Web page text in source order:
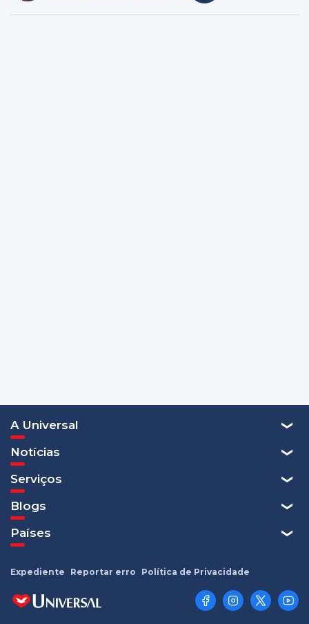
A Universal
Notícias
Serviços
Blogs
Países
Expediente Reportar erro Política de Privacidade